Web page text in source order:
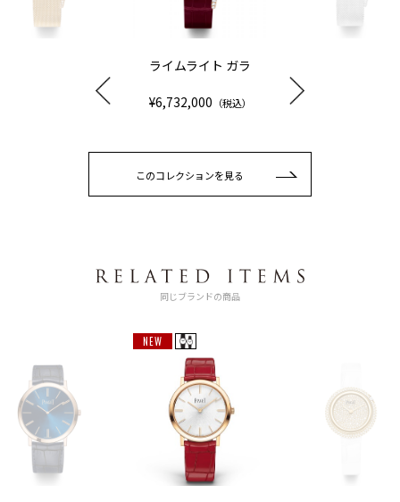
ライムライト ガラ
¥6,732,000 （税込）
このコレクションを見る
同じブランドの商品
NEW